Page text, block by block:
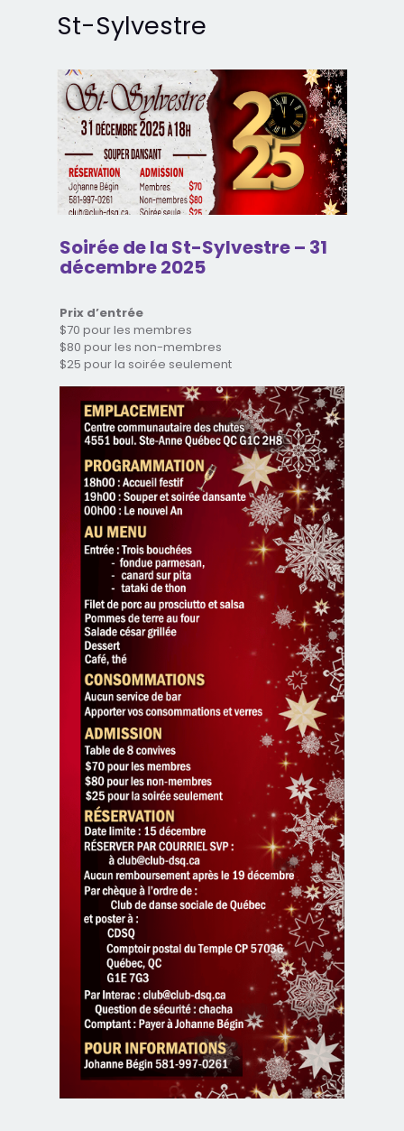
St-Sylvestre
Soirée de la St-Sylvestre – 31
décembre 2025
Prix d’entrée
$70 pour les membres
$80 pour les non-membres
$25 pour la soirée seulement